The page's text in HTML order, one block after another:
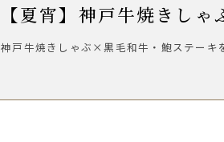
【夏宵】神戸牛焼き
神戸牛焼きしゃぶ×黒毛和牛・鮑ステーキ